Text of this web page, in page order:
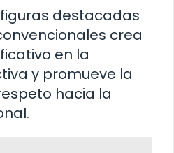
destacadas
crea
en la
y promueve la
hacia la